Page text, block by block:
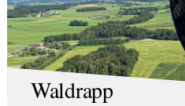
Waldrapp